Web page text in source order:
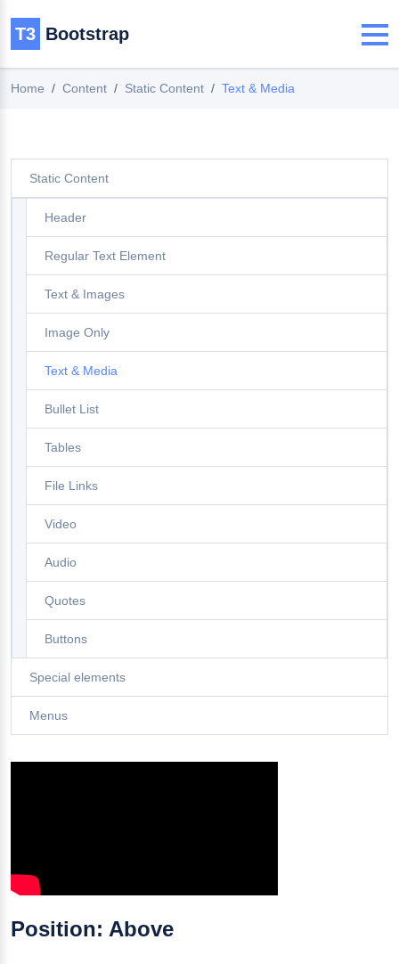
T3 Bootstrap
Home Content Static Content Text & Media
Static Content
Header
Regular Text Element
Text & Images
Image Only
Text & Media
Bullet List
Tables
File Links
Video
Audio
Quotes
Buttons
Special elements
Menus
Position: Above